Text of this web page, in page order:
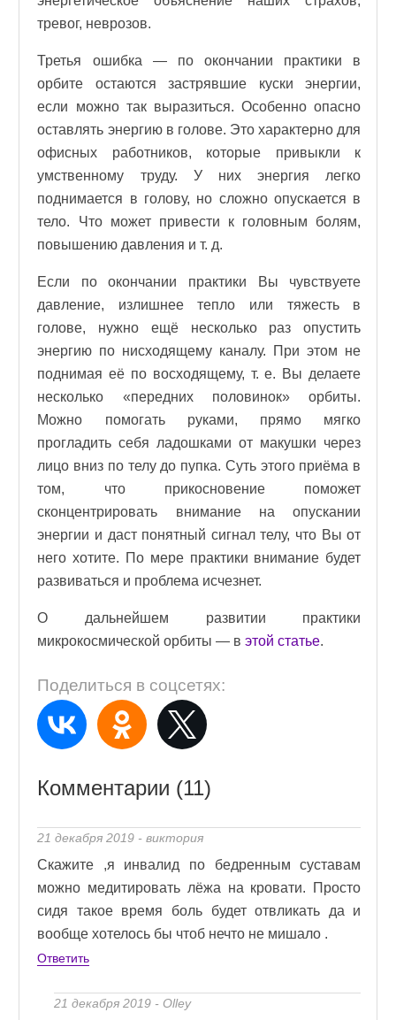
тревог, неврозов.
Третья ошибка — по окончании практики в
орбите остаются застрявшие куски энергии,
если можно так выразиться. Особенно опасно
оставлять энергию в голове. Это характерно для
офисных работников, которые привыкли к
умственному труду. У них энергия легко
поднимается в голову, но сложно опускается в
тело. Что может привести к головным болям,
повышению давления и т. д.
Если по окончании практики Вы чувствуете
давление, излишнее тепло или тяжесть в
голове, нужно ещё несколько раз опустить
энергию по нисходящему каналу. При этом не
поднимая её по восходящему, т. е. Вы делаете
несколько «передних половинок» орбиты.
Можно помогать руками, прямо мягко
прогладить себя ладошками от макушки через
лицо вниз по телу до пупка. Суть этого приёма в
том, что прикосновение поможет
сконцентрировать внимание на опускании
энергии и даст понятный сигнал телу, что Вы от
него хотите. По мере практики внимание будет
развиваться и проблема исчезнет.
О дальнейшем развитии практики
микрокосмической орбиты — вэтой статье.
Поделиться в соцсетях:
Комментарии (11)
21 декабря 2019 - виктория
Скажите ,я инвалид по бедренным суставам
можно медитировать лёжа на кровати. Просто
сидя такое время боль будет отвликать да и
вообще хотелось бы чтоб нечто не мишало .
Ответить
21 декабря 2019 - Olley